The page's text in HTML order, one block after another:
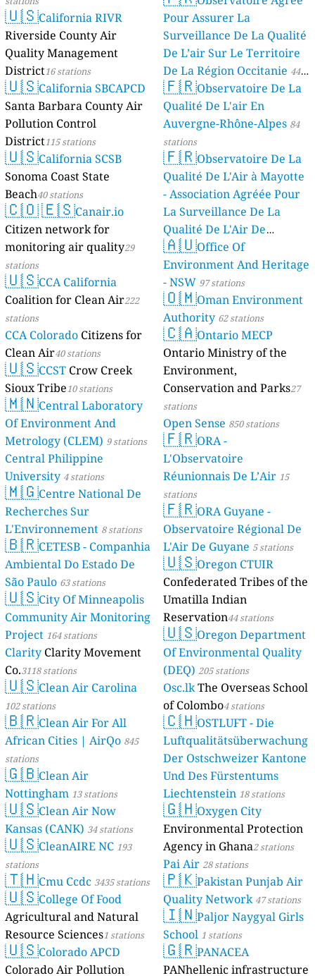
🇺🇸California RIVR
Riverside County Air
Quality Management
District16 stations
🇺🇸California SBCAPCD
Santa Barbara County Air
Pollution Control
District115 stations
🇺🇸California SCSB
Sonoma Coast State
Beach40 stations
🇨🇴🇪🇸Canair.io
Citizen network for
monitoring air quality29
stations
🇺🇸CCA California
Coalition for Clean Air222
stations
CCA Colorado Citizens for
Clean Air40 stations
🇺🇸CCST Crow Creek
Sioux Tribe10 stations
🇲🇳Central Laboratory
Of Environment And
Metrology (CLEM) 9 stations
Central Philippine
University 4 stations
🇲🇬Centre National De
Recherches Sur
L'Environnement 8 stations
🇧🇷CETESB - Companhia
Ambiental Do Estado De
São Paulo 63 stations
🇺🇸City Of Minneapolis
Community Air Monitoring
Project 164 stations
Clarity Clarity Movement
Co.3118 stations
🇺🇸Clean Air Carolina
102 stations
🇧🇷Clean Air For All
African Cities | AirQo 845
stations
🇬🇧Clean Air
Nottingham 13 stations
🇺🇸Clean Air Now
Kansas (CANK) 34 stations
🇺🇸CleanAIRE NC 193
stations
🇹🇭Cmu Ccdc 3435 stations
🇺🇸College Of Food
Agricultural and Natural
Resource Sciences1 stations
🇺🇸Colorado APCD
Colorado Air Pollution
Pour Assurer La
Surveillance De La Qualité
De L’air Sur Le Territoire
De La Région Occitanie 44
stations
🇫🇷Observatoire De La
Qualité De L'air En
Auvergne-Rhône-Alpes 84
stations
🇫🇷Observatoire De La
Qualité De L'Air à Mayotte
- Association Agréée Pour
La Surveillance De La
Qualité De L'Air De
Mayotte 4 stations
🇦🇺Office Of
Environment And Heritage
- NSW 97 stations
🇴🇲Oman Environment
Authority 62 stations
🇨🇦Ontario MECP
Ontario Ministry of the
Environment,
Conservation and Parks27
stations
Open Sense 850 stations
🇫🇷ORA -
L'Observatoire
Réunionnais De L’Air 15
stations
🇫🇷ORA Guyane -
Observatoire Régional De
L'Air De Guyane 5 stations
🇺🇸Oregon CTUIR
Confederated Tribes of the
Umatilla Indian
Reservation44 stations
🇺🇸Oregon Department
Of Environmental Quality
(DEQ) 205 stations
Osc.lkThe Overseas School
of Colombo4 stations
🇨🇭OSTLUFT - Die
Luftqualitätsüberwachung
Der Ostschweizer Kantone
Und Des Fürstentums
Liechtenstein 18 stations
🇬🇭Oxygen City
Environmental Protection
Agency in Ghana2 stations
Pai Air 28 stations
🇵🇰Pakistan Punjab Air
Quality Network 47 stations
🇮🇳Paljor Naygyal Girls
School 1 stations
🇬🇷PANACEA
PANhellenic infrastructure